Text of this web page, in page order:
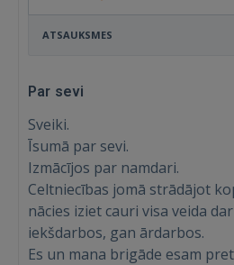
ATSAUKSMES
Par sevi
Sveiki.
Īsumā par sevi.
Izmācījos par namdari.
Celtniecības jomā strādājot
nācies iziet cauri visa veida
iekšdarbos, gan ārdarbos.
Es un mana brigāde esam